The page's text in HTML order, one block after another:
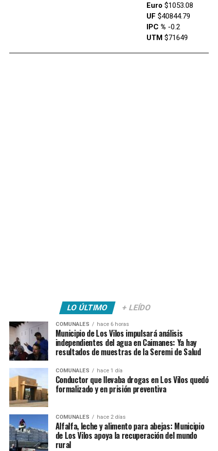
Euro $1053.08
UF $40844.79
IPC % -0.2
UTM$71649
LO ÚLTIMO + LEÍDO
COMUNALES hace 6 horas
Municipio de Los Vilos impulsará análisis
independientes del agua en Caimanes: Ya hay
resultados de muestras de la Seremi de Salud
COMUNALES hace 1 día
Conductor que llevaba drogas en Los Vilos quedó
formalizado y en prisión preventiva
COMUNALES hace 2 días
Alfalfa, leche y alimento para abejas: Municipio
de Los Vilos apoya la recuperación del mundo
rural